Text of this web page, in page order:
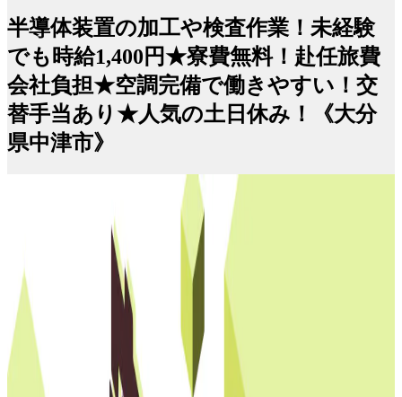
半導体装置の加工や検査作業！未経験
でも時給1,400円★寮費無料！赴任旅費
会社負担★空調完備で働きやすい！交
替手当あり★人気の土日休み！《大分
県中津市》